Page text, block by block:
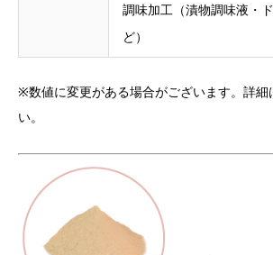
調味加工（漬物調味液・
ど）
※数値に変更がある場合がございます。詳細
い。